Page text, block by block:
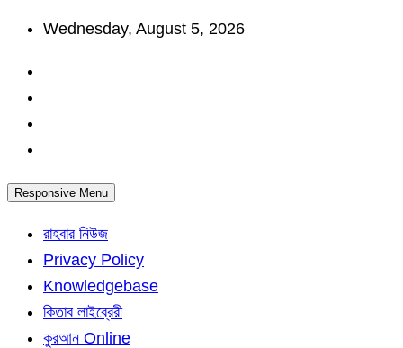
Skip
content
Wednesday, August 5, 2026
Responsive Menu
রাহবার নিউজ
Privacy Policy
Knowledgebase
কিতাব লাইব্রেরী
কুরআন Online